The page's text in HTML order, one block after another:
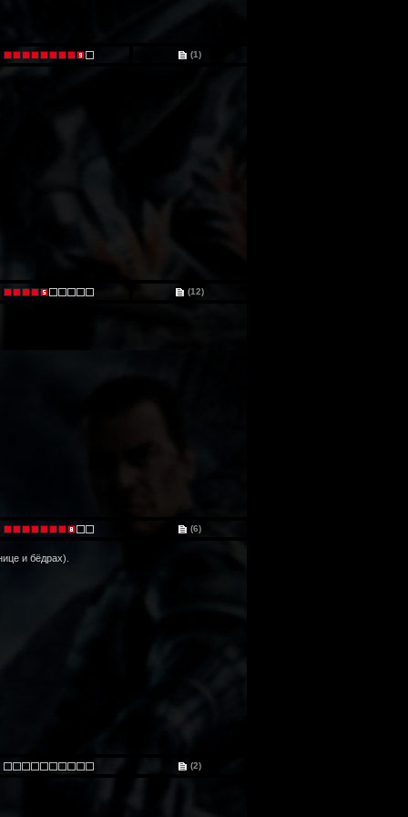
(1)
(12)
(6)
и бёдрах).
(2)